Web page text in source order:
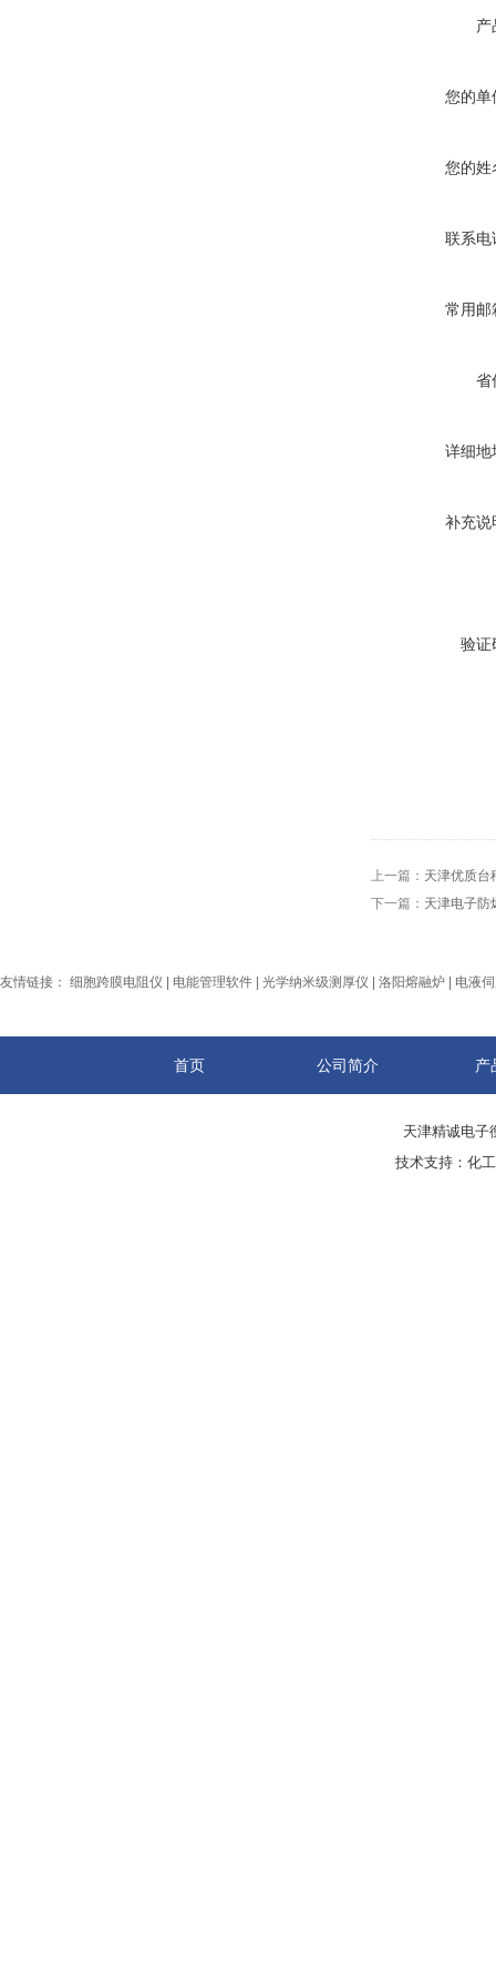
产
您的单
您的姓
联系电
常用邮
省
详细地
补充说
验证
上一篇： 天津优质台
下一篇： 天津电子防
友情链接： 细胞跨膜电阻仪 电能管理软件 光学纳米级测厚仪 洛阳熔融炉 电液
首页 公司简介 产
天津精诚电
技术支持： 化